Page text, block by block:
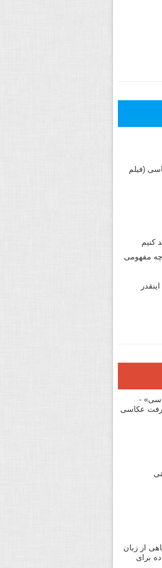
(فیلم
چه مفهومی
-
عکاسی
از زبان
ساده برای